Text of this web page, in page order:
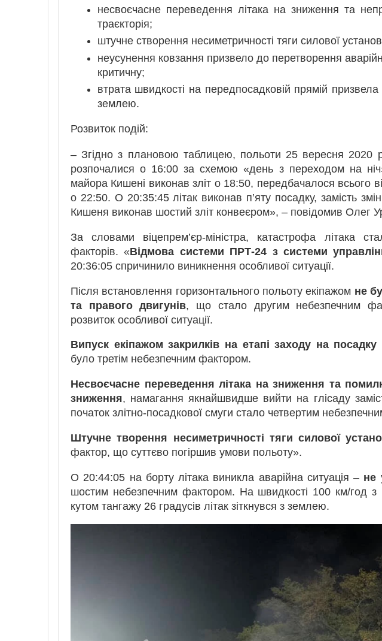
несвоєчасне переведення літака на зниження та
траєкторія;
штучне створення несиметричності тяги силової
неусунення ковзання призвело до перетворення
критичну;
втрата швидкості на передпосадковій прямій призвела
землею.
Розвиток подій:
– Згідно з плановою таблицею, польоти 25 вересня 2020
розпочалися о 16:00 за схемою «день з переходом на
майора Кишені виконав зліт о 18:50, передбачалося всього
о 22:50. О 20:35:45 літак виконав п’яту посадку, замість
Кишеня виконав шостий зліт конвеєром», – повідомив Олег
За словами віцепрем’єр-міністра, катастрофа літака
факторів. «Відмова системи ПРТ-24 з системи
20:36:05 спричинило виникнення особливої ситуації.
Після встановлення горизонтального польоту екіпажом не
та правого двигунів, що стало другим небезпечним
розвиток особливої ситуації.
Випуск екіпажом закрилків на етапі заходу на
було третім небезпечним фактором.
Несвоєчасне переведення літака на зниження та
зниження, намагання якнайшвидше вийти на глісаду
початок злітно-посадкової смуги стало четвертим
Штучне творення несиметричності тяги силової
фактор, що суттєво погіршив умови польоту».
О 20:44:05 на борту літака виникла аварійна ситуація – не
шостим небезпечним фактором. На швидкості 100 км/год з
кутом тангажу 26 градусів літак зіткнувся з землею.